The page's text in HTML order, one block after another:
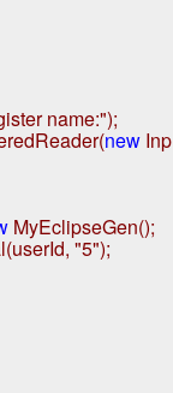
name:");
new
MyEclipseGen();
"5");